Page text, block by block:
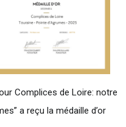
Complices de Loire: notre
a reçu la médaille d’or